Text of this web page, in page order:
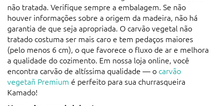
não tratada. Verifique sempre a embalagem. Se não
houver informações sobre a origem da madeira, não há
garantia de que seja apropriada. O carvão vegetal não
tratado costuma ser mais caro e tem pedaços maiores
(pelo menos 6 cm), o que favorece o fluxo de ar e melhora
a qualidade do cozimento. Em nossa loja online, você
encontra carvão de altíssima qualidade — o carvão
vegetañ Premium é perfeito para sua churrasqueira
Kamado!